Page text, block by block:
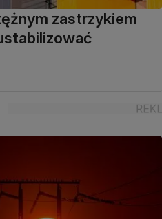
zastrzykiem